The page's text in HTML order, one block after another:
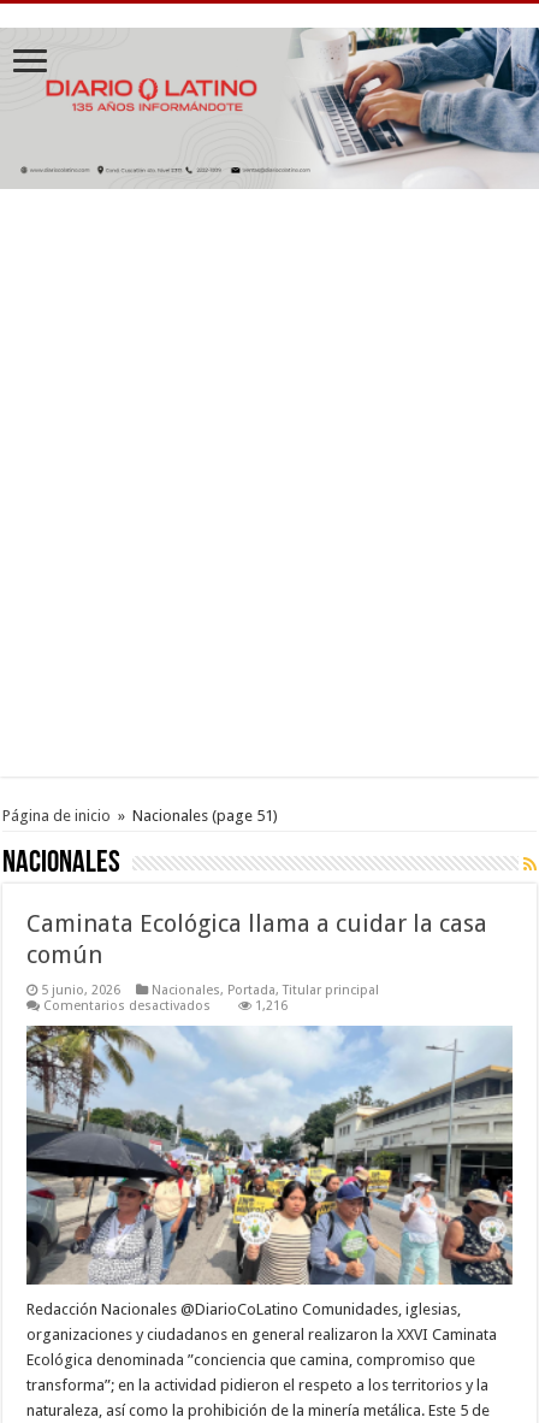
Página de inicio » Nacionales (page 51)
Nacionales
Caminata Ecológica llama a cuidar la casa
común
5 junio, 2026 Nacionales, Portada,Titular principal
Comentarios desactivados
Ecológica
cuidar
común
1,216
Redacción Nacionales @DiarioCoLatino Comunidades, iglesias,
organizaciones y ciudadanos en general realizaron la XXVI Caminata
Ecológica denominada ”conciencia que camina, compromiso que
transforma”; en la actividad pidieron el respeto a los territorios y la
naturaleza, así como la prohibición de la minería metálica. Este 5 de